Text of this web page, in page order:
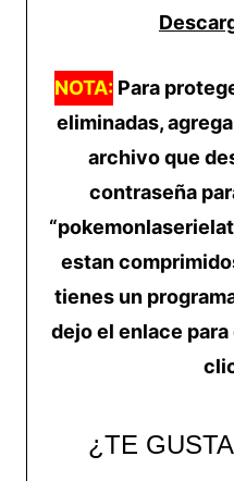
NOTA: Para
eliminadas,
archivo que
contraseña
estan
tienes un
dejo el enlace
¿TE